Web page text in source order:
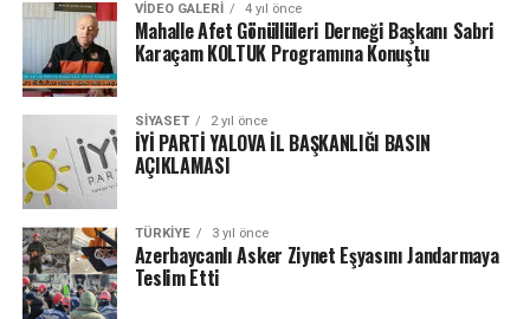
VIDEO GALERI 4 yıl önce
Mahalle Afet Gönüllüleri Derneği Başkanı Sabri
Karaçam KOLTUK Programına Konuştu
SIYASET 2 yıl önce
İYİ PARTİ YALOVA İL BAŞKANLIĞI BASIN
AÇIKLAMASI
TÜRKIYE 3 yıl önce
Azerbaycanlı Asker Ziynet Eşyasını Jandarmaya
Teslim Etti